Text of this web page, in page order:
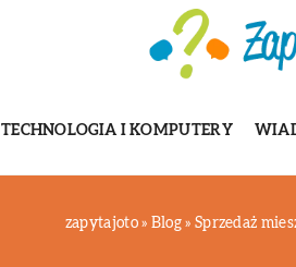
TECHNOLOGIA I KOMPUTERY
zapytajoto» Blog » Sprzedaż